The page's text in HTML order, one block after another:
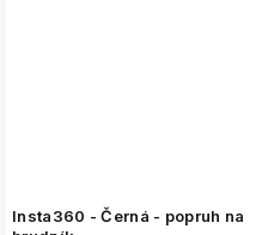
Insta360 - Černá - popruh na